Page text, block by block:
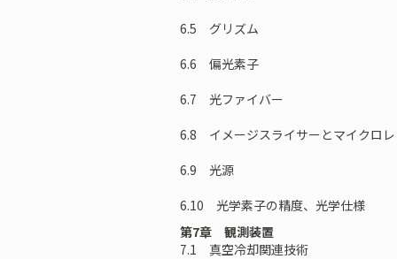
6.5 グリズム
6.6 偏光素子
6.7 光ファイバー
6.8 イメージスライサーとマイクロ
6.9 光源
6.10 光学素子の精度、光学仕様
第7章 観測装置
7.1 真空冷却関連技術